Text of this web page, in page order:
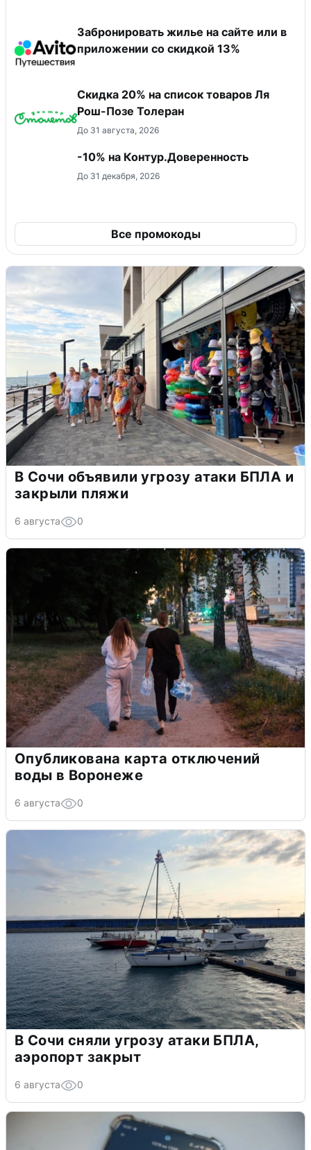
Забронировать жилье на сайте или в
приложении со скидкой 13%
Скидка 20% на список товаров Ля
Рош-Позе Толеран
До 31 августа, 2026
-10% на Контур.Доверенность
До 31 декабря, 2026
Все промокоды
В Сочи объявили угрозу атаки БПЛА и
закрыли пляжи
6 августа 0
Опубликована карта отключений
воды в Воронеже
6 августа 0
В Сочи сняли угрозу атаки БПЛА,
аэропорт закрыт
6 августа 0